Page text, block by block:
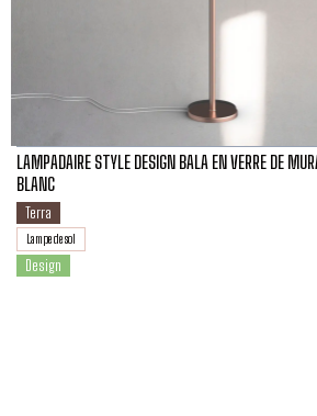
LAMPADAIRE STYLE DESIGN BALA EN VERRE DE
BLANC
Terra
Lampe de sol
Design